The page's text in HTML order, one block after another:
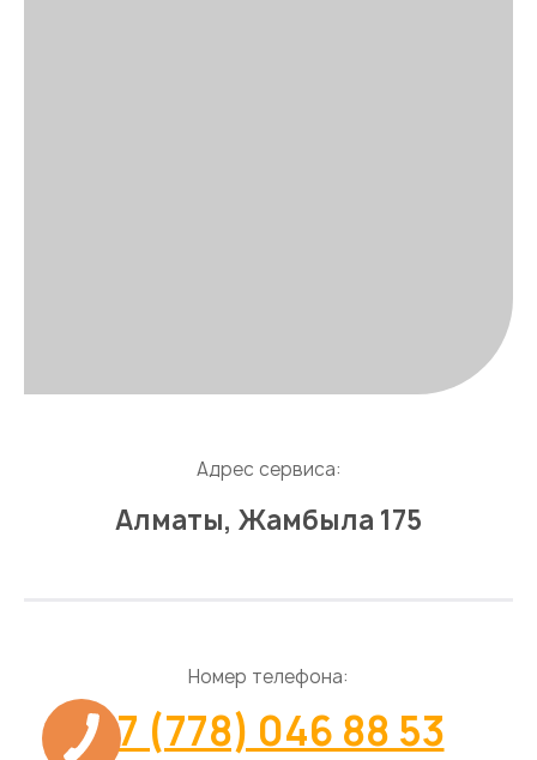
Адрес сервиса:
Алматы, Жамбыла 175
Номер телефона:
+7 (778) 046 88 53